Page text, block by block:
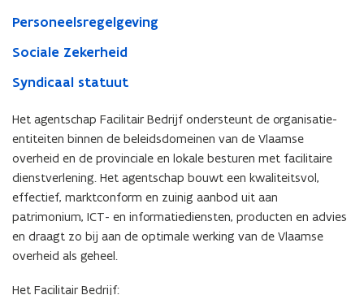
Personeelsregelgeving
Sociale Zekerheid
Syndicaal statuut
Het agentschap Facilitair Bedrijf ondersteunt de organisatie-
entiteiten binnen de beleidsdomeinen van de Vlaamse
overheid en de provinciale en lokale besturen met facilitaire
dienstverlening. Het agentschap bouwt een kwaliteitsvol,
effectief, marktconform en zuinig aanbod uit aan
patrimonium, ICT- en informatiediensten, producten en advies
en draagt zo bij aan de optimale werking van de Vlaamse
overheid als geheel.
Het Facilitair Bedrijf: